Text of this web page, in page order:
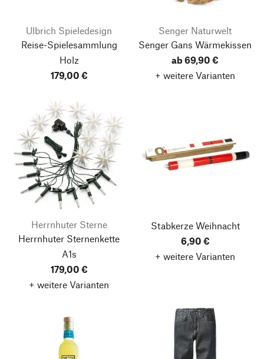
Ulbrich Spieledesign
Reise-Spielesammlung
Holz
179,00 €
Senger Naturwelt
Senger Gans Wärmekissen
ab 69,90 €
+ weitere Varianten
Herrnhuter Sterne
Herrnhuter Sternenkette
A1s
179,00 €
+ weitere Varianten
Stabkerze Weihnacht
6,90 €
+ weitere Varianten